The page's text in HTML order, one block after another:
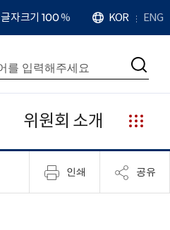
확
대
치
글자크기 100%
언
어
KOR ENG
검
위원회 소개
누
리
집
안
인쇄 공유